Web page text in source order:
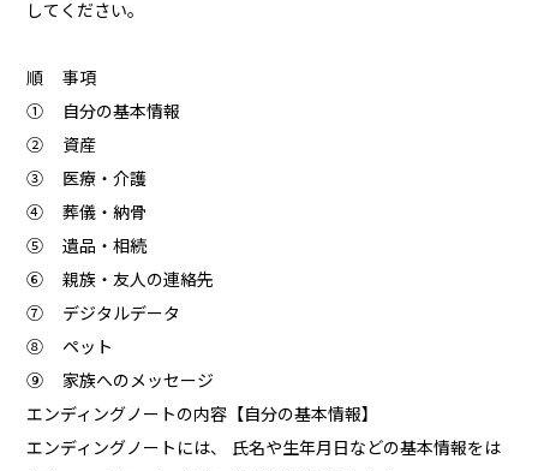
してください。
順 事項
① 自分の基本情報
② 資産
③ 医療・介護
④ 葬儀・納骨
⑤ 遺品・相続
⑥ 親族・友人の連絡先
⑦ デジタルデータ
⑧ ペット
⑨ 家族へのメッセージ
エンディングノートの内容【自分の基本情報】
エンディングノートには、 氏名や生年月日などの基本情報をは